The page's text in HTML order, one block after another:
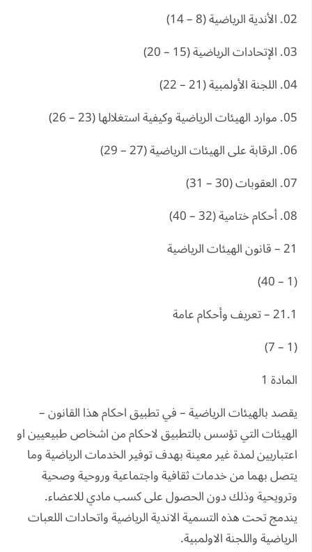
02. الأندية الرياضية (8 – 14)
03. الإتحادات الرياضية (15 – 20)
04. اللجنة الأولمبية (21 – 22)
05. موارد الهيئات الرياضية وكيفية استغلالها (23 – 26)
06. الرقابة على الهيئات الرياضية (27 – 29)
07. العقوبات (30 – 31)
08. أحكام ختامية (32 – 40)
21 – قانون الهيئات الرياضية
(1 – 40)
21.1 – تعريف وأحكام عامة
(1 – 7)
المادة 1
يقصد بالهيئات الرياضية – في تطبيق احكام هذا القانون –
الهيئات التي تؤسس بالتطبيق لاحكام من اشخاص طبيعيين او
اعتباريين لمدة غير معينة بهدف توفير الخدمات الرياضية وما
يتصل بهما من خدمات ثقافية واجتماعية وروحية وصحية
وترويحية وذلك دون الحصول على كسب مادي للاعضاء.
يندمج تحت هذه التسمية الاندية الرياضية واتحادات اللعبات
الرياضية واللجنة الاولمبية.